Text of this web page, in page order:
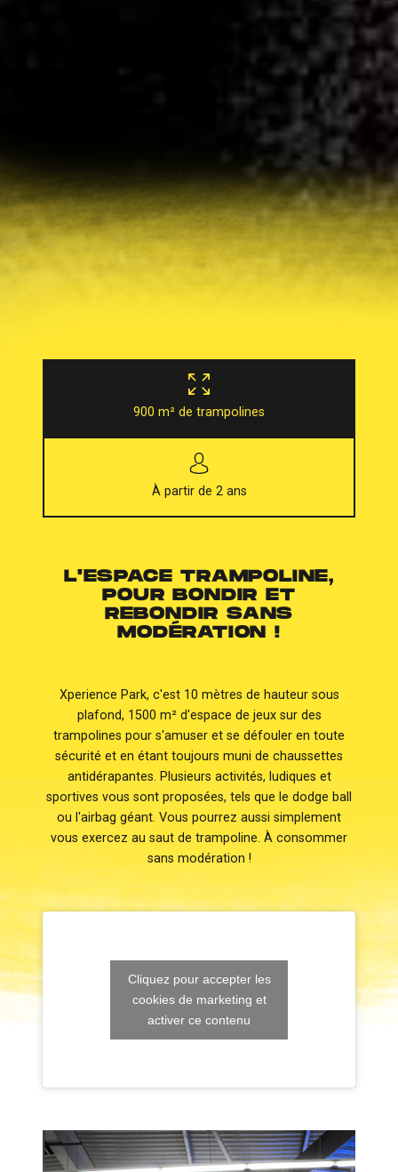
900 m² de trampolines
À partir de 2 ans
L'ESPACE TRAMPOLINE,
POUR BONDIR ET
REBONDIR SANS
MODÉRATION !
Xperience Park, c'est 10 mètres de hauteur sous
plafond, 1500 m² d'espace de jeux sur des
trampolines pour s'amuser et se défouler en toute
sécurité et en étant toujours muni de chaussettes
antidérapantes. Plusieurs activités, ludiques et
sportives vous sont proposées, tels que le dodge ball
ou l'airbag géant. Vous pourrez aussi simplement
vous exercez au saut de trampoline. À consommer
sans modération !
Cliquez pour accepter les
cookies de marketing et
activer ce contenu